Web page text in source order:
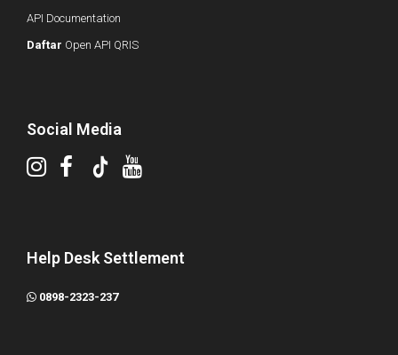
API Documentation
Daftar Open API QRIS
Social Media
Help Desk Settlement
0898-2323-237